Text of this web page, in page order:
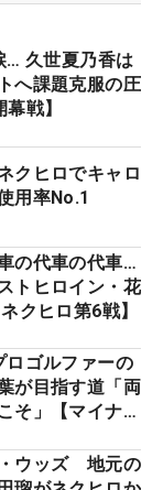
… 久世夏乃香は
へ課題克服の圧
戦】
クヒロでキャロ
用率No.1
の代車の代車…
トヒロイン・花
クヒロ第6戦】
ロゴルファーの
が目指す道「両
そ」【マイナビ
ウッズ 地元の